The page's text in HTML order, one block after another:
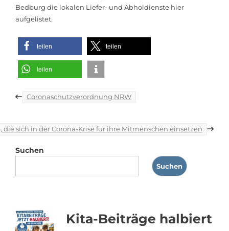
Bedburg die lokalen Liefer- und Abholdienste hier
aufgelistet.
teilen teilen
teilen
Beitragsnavigation
Coronaschutzverordnung NRW
die sich in der Corona-Krise für ihre Mitmenschen einsetzen
Suchen
Suchen
Kita-Beiträge halbiert